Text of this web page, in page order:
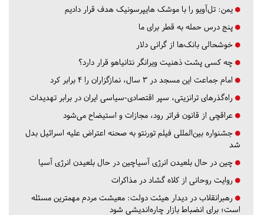
یمن: تل‌آویو را با موشک هایپرسونیک هدف قرار دادیم
پنج درس‌ حمله به قطر برای ما
خوشحالی بانک‌ها از گرانی دلار
چه کسی پشت ذهنیت ویرانگر نتانیاهو قرار دارد؟
امام جماعت این مسجد در ۳ سال، نمازگزاران را ۴ برابر کرد
راه‌گذرهای ترانزیتی، سپر اقتصادی-سیاسی ایران در برابر تهدیدات
عراقچی از قانون فراتر رود، مجازات و استیضاح می‌شود
جشنواره بین‌المللی فیلم تورنتو به صحنه اعتراض علیه اسرائیل بدل
شد
چین در حال بلعیدن انرژی آسیاچین در حال بلعیدن انرژی آسیا
روایت روحانی از کلاه گشاد در مذاکرات
رهبرانقلاب در دیدار هیئت دولت: معیشت مردم مهمترین مسئله
است؛ برای انضباط بازار چاره‌اندیشی شود